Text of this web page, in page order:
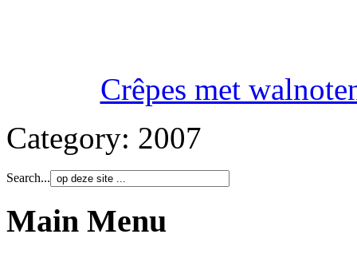
Crêpes met
Category: 2007
Search...
Main Menu